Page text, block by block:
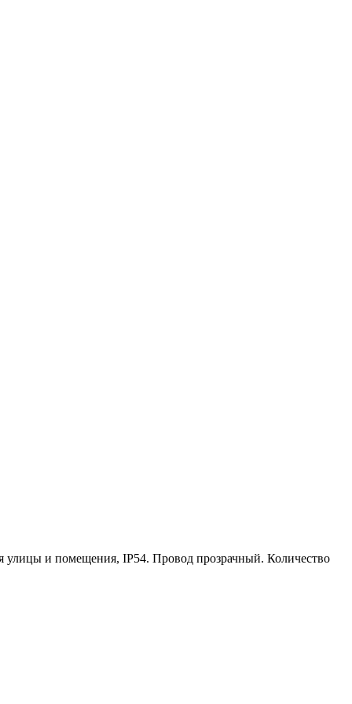
и помещения, IP54. Провод прозрачный. Количество